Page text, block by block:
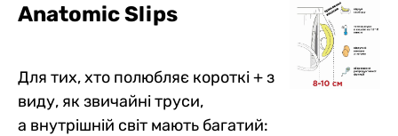
Anatomic Slips
Для тих, хто полюбляє короткі + з
виду, як звичайні труси,
а внутрішній світ мають багатий: